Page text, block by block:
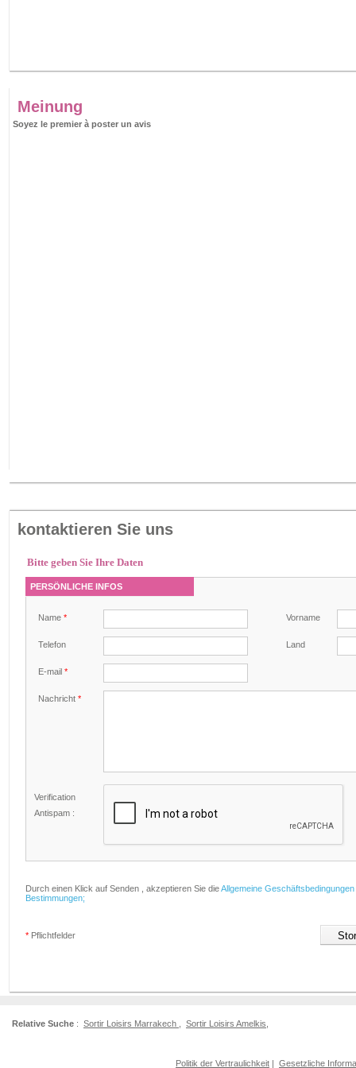
Meinung
Soyez le premier à poster un avis
kontaktieren Sie uns
Bitte geben Sie Ihre Daten
PERSÖNLICHE INFOS
Name * Vorname
Telefon Land
E-mail *
Nachricht *
Verification
Antispam :
Durch einen Klick auf Senden , akzeptieren Sie dieAllgemeine Geschäftsbedingungen
Bestimmungen;
* Pflichtfelder
Relative Suche : Sortir Loisirs Marrakech Sortir Loisirs Amelkis
Politik der Vertraulichkeit | Gesetzliche